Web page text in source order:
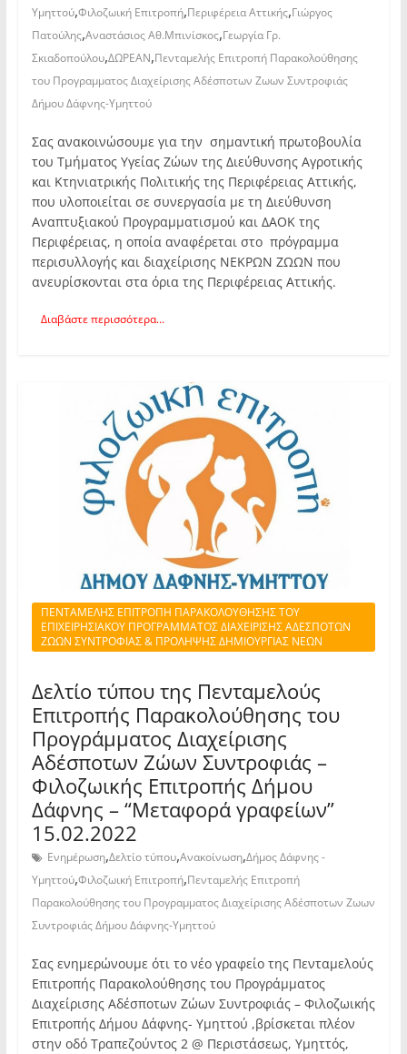
Υμηττού,Φιλοζωική Επιτροπή,Περιφέρεια Αττικής,Γιώργος
Πατούλης,Αναστάσιος Αθ.Μπινίσκος,Γεωργία Γρ.
Σκιαδοπούλου,ΔΩΡΕΑΝ,Πενταμελής Επιτροπή Παρακολούθησης
του Προγραμματος Διαχείρισης Αδέσποτων Ζωων Συντροφιάς
Δήμου Δάφνης-Υμηττού
Σας ανακοινώσουμε για την σημαντική πρωτοβουλία
του Τμήματος Υγείας Ζώων της Διεύθυνσης Αγροτικής
και Κτηνιατρικής Πολιτικής της Περιφέρειας Αττικής,
που υλοποιείται σε συνεργασία με τη Διεύθυνση
Αναπτυξιακού Προγραμματισμού και ΔΑΟΚ της
Περιφέρειας, η οποία αναφέρεται στο πρόγραμμα
περισυλλογής και διαχείρισης ΝΕΚΡΩΝ ΖΩΩΝ που
ανευρίσκονται στα όρια της Περιφέρειας Αττικής.
Διαβάστε περισσότερα...
ΠΕΝΤΑΜΕΛΗΣ ΕΠΙΤΡΟΠΗ ΠΑΡΑΚΟΛΟΥΘΗΣΗΣ ΤΟΥ
ΕΠΙΧΕΙΡΗΣΙΑΚΟΥ ΠΡΟΓΡΑΜΜΑΤΟΣ ΔΙΑΧΕΙΡΙΣΗΣ ΑΔΕΣΠΟΤΩΝ
ΖΩΩΝ ΣΥΝΤΡΟΦΙΑΣ & ΠΡΟΛΗΨΗΣ ΔΗΜΙΟΥΡΓΙΑΣ ΝΕΩΝ
Δελτίο τύπου της Πενταμελούς
Επιτροπής Παρακολούθησης του
Προγράμματος Διαχείρισης
Αδέσποτων Ζώων Συντροφιάς –
Φιλοζωικής Επιτροπής Δήμου
Δάφνης – “Μεταφορά γραφείων”
15.02.2022
Ενημέρωση,Δελτίο τύπου,Ανακοίνωση,Δήμος Δάφνης -
Υμηττού,Φιλοζωική Επιτροπή,Πενταμελής Επιτροπή
Παρακολούθησης του Προγραμματος Διαχείρισης Αδέσποτων Ζωων
Συντροφιάς Δήμου Δάφνης-Υμηττού
Σας ενημερώνουμε ότι το νέο γραφείο της Πενταμελούς
Επιτροπής Παρακολούθησης του Προγράμματος
Διαχείρισης Αδέσποτων Ζώων Συντροφιάς – Φιλοζωικής
Επιτροπής Δήμου Δάφνης- Υμηττού ,βρίσκεται πλέον
στην οδό Τραπεζούντος 2 @ Περιστάσεως, Υμηττός,